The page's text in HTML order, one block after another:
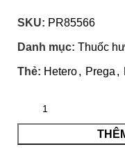
SKU: PR85566
Danh mục: Thuốc
Thẻ: Hetero, Prega ,